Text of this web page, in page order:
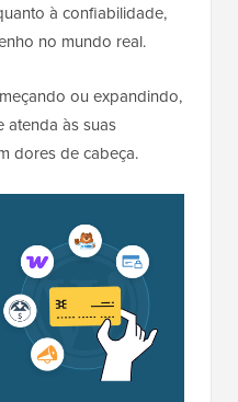
à confiabilidade,
no mundo real.
ou expandindo,
atenda às suas
dores de cabeça.